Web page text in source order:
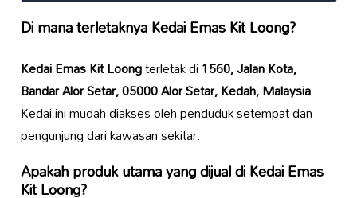
Di mana terletaknyaKedai Emas Kit Loong?
Kedai Emas Kit Loongterletak di1560, Jalan Kota,
Bandar Alor Setar, 05000 Alor Setar, Kedah, Malaysia.
Kedai ini mudah diakses oleh penduduk setempat dan
pengunjung dari kawasan sekitar.
Apakah produk utama yang dijual diKedai Emas
Kit Loong?